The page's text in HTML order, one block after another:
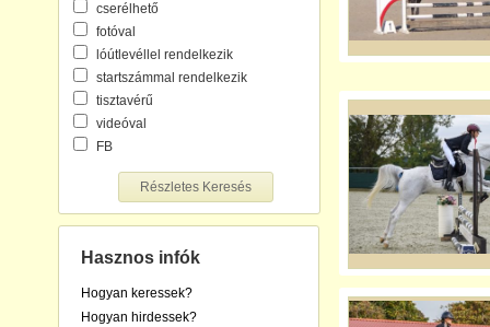
cserélhető
fotóval
lóútlevéllel rendelkezik
startszámmal rendelkezik
tisztavérű
videóval
FB
Részletes Keresés
Hasznos infók
Hogyan keressek?
Hogyan hirdessek?